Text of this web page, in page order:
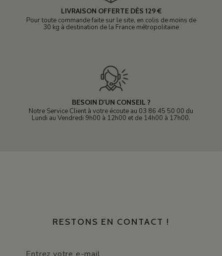
LIVRAISON OFFERTE DÈS 129 €
Pour toute commande faite sur le site, en colis de moins de
30 kg à destination de la France métropolitaine
BESOIN D'UN CONSEIL ?
Notre Service Client à votre écoute au 03 86 45 50 00 du
Lundi au Vendredi 9h00 à 12h00 et de 14h00 à 17h00.
RESTONS EN CONTACT !